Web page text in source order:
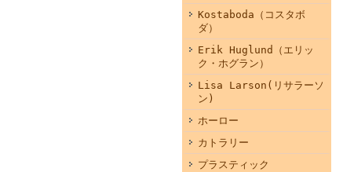
Kostaboda（コスタボ
ダ）
Erik Huglund（エリッ
ク・ホグラン）
Lisa Larson(リサラーソ
ン)
ホーロー
カトラリー
プラスティック